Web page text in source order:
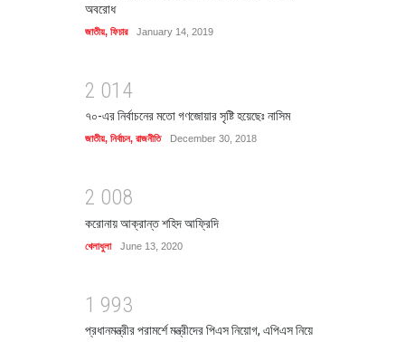
অবরোধ
জাতীয়, ফিচার January 14, 2019
2 01 4
৭০-এর নির্বাচনের মতো গণজোয়ার সৃষ্টি হয়েছেঃ নাসিম
জাতীয়, নির্বাচন, রাজনীতি December 30, 2018
2 008
করোনায় আক্রান্ত শহিদ আফ্রিদি
খেলাধুলা June 13, 2020
1 993
প্রধানমন্ত্রীর পরামর্শে মন্ত্রীদের পিএস নিয়োগ, এপিএস নিয়ে